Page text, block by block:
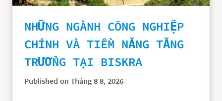
NHỮNG NGÀNH CÔNG NGHIỆP
CHÍNH VÀ TIỀM NĂNG TĂNG
TRƯỞNG TẠI BISKRA
Published on Tháng 8 8, 2026